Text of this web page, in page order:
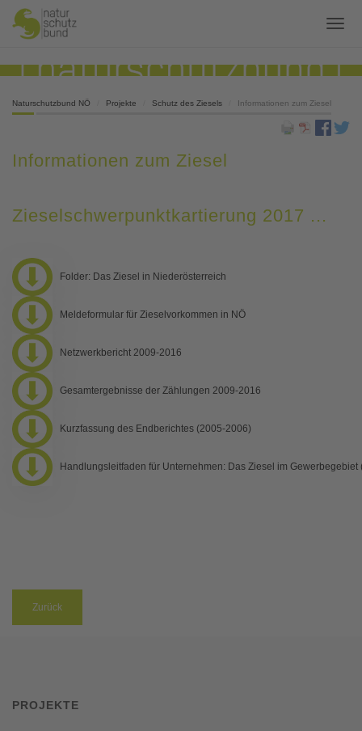
Naturschutzbund NÖ Projekte Schutz des Ziesels Informationen zum Ziesel
Informationen zum Ziesel
Zieselschwerpunktkartierung 2017 ...
Folder: Das Ziesel in Niederösterreich
Meldeformular für Zieselvorkommen in NÖ
Netzwerkbericht 2009-2016
Gesamtergebnisse der Zählungen 2009-2016
Kurzfassung des Endberichtes (2005-2006)
Handlungsleitfaden für Unternehmen: Das Ziesel im Gewerbegebiet
Zurück
PROJEKTE